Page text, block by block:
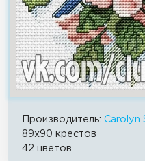
Производитель: Carolyn
89x90 крестов
42 цветов